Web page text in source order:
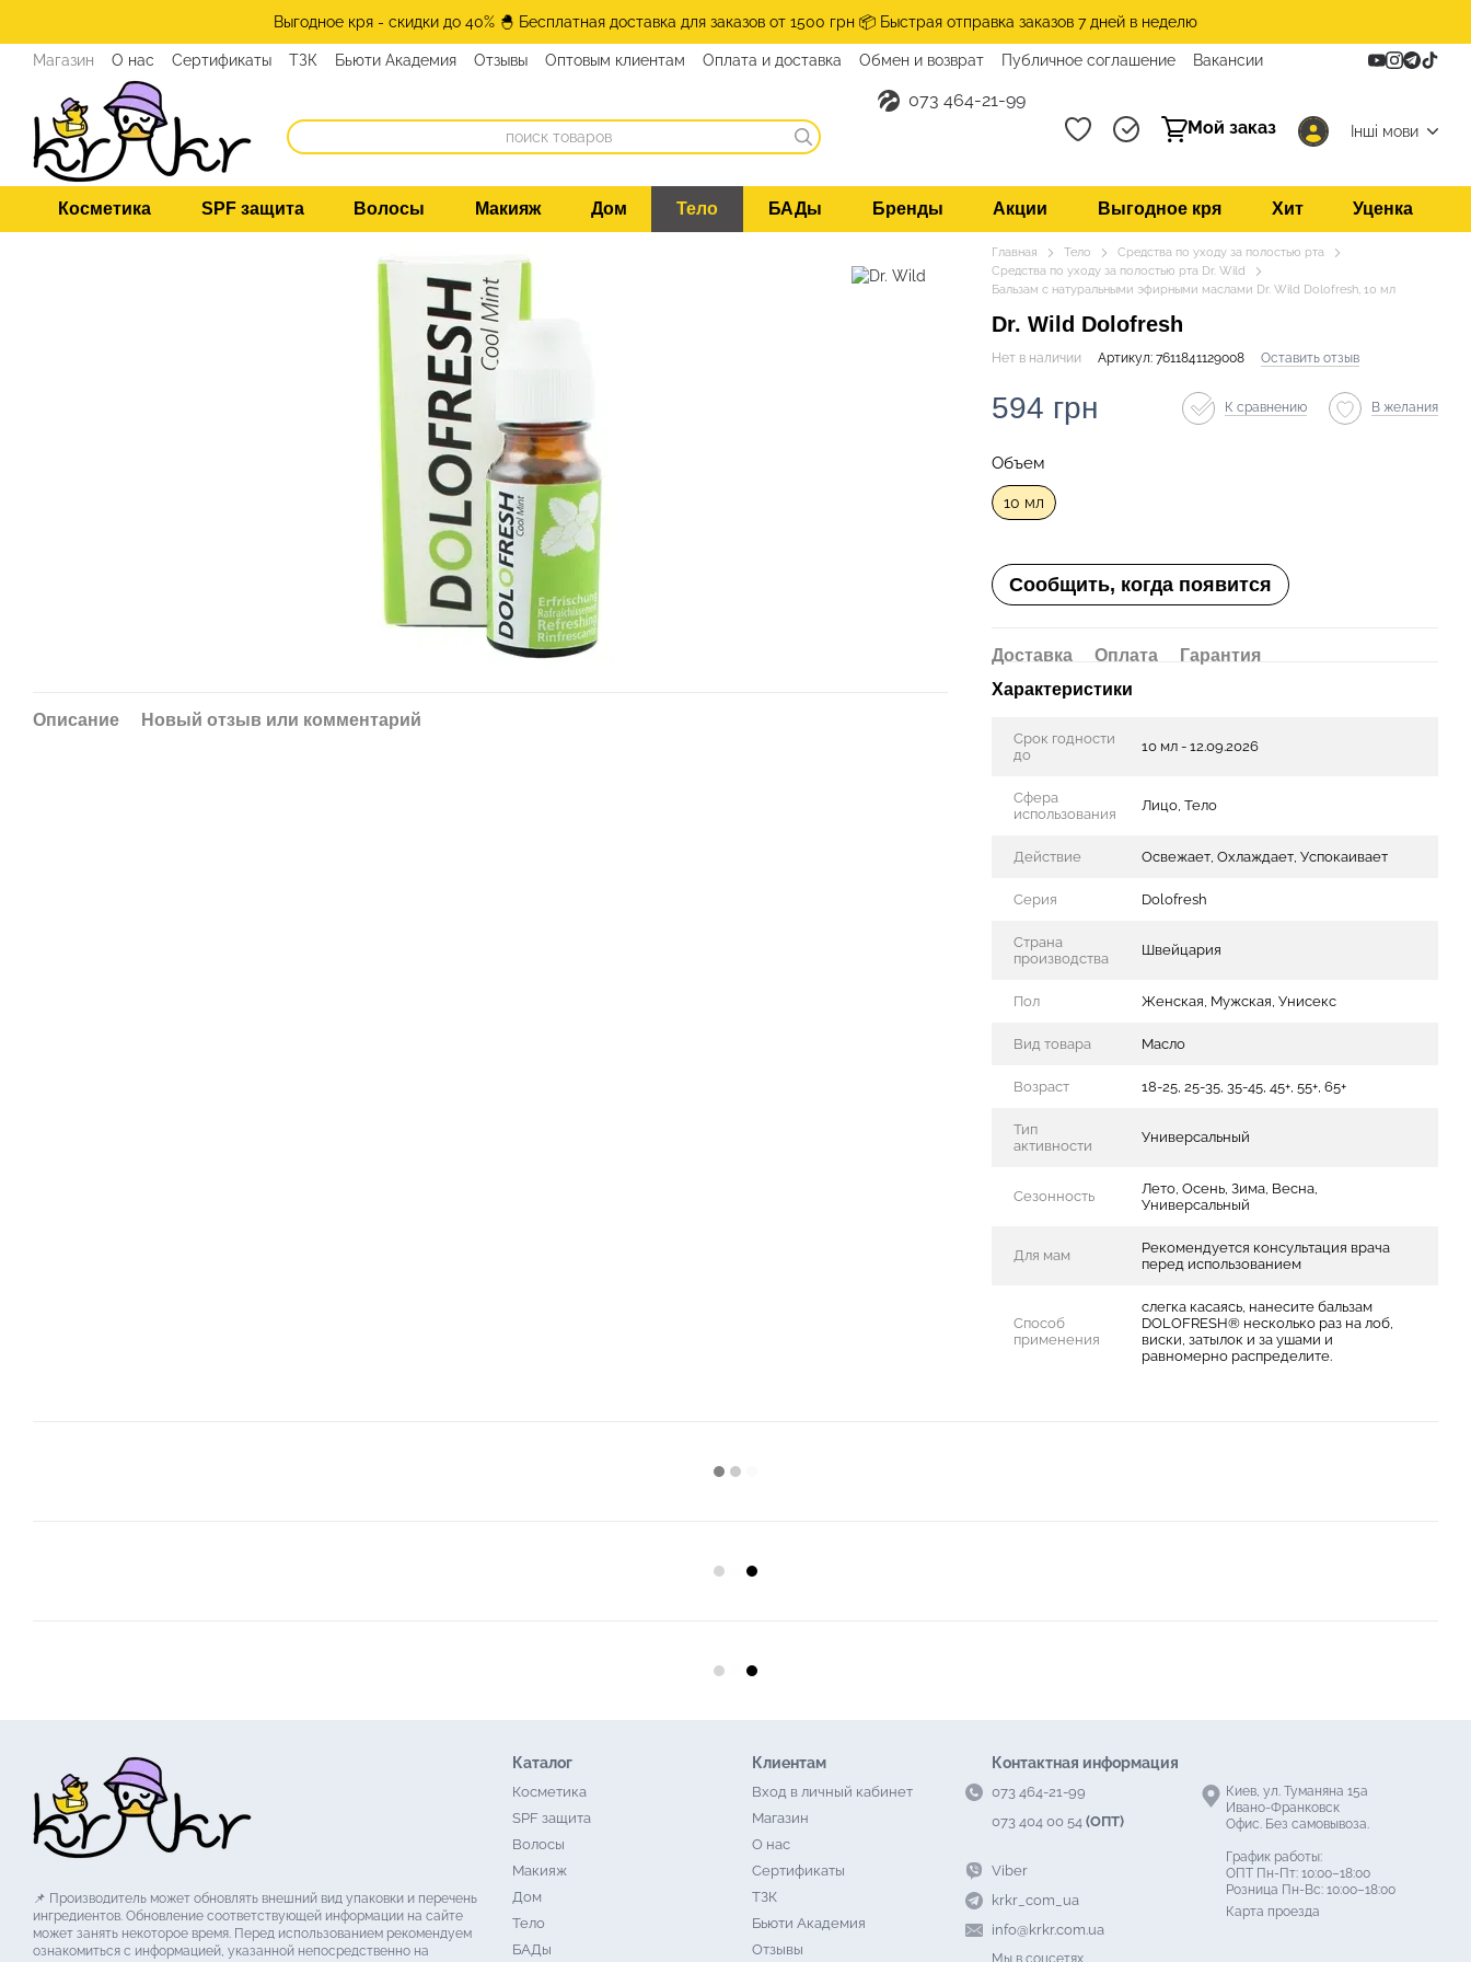
Выгодное кря - скидки до 40% 🐣 Бесплатная доставка для заказов от 1500 грн 📦 Быстрая отправка заказов 7 дней в неделю
Магазин О нас Сертификаты ТЗК Бьюти Академия Отзывы Оптовым клиентам Оплата и доставка Обмен и возврат Публичное соглашение
Вакансии
Программа лояльности
073 464-21-99
Мой заказ
Інші мови
Косметика SPF защита Волосы Макияж Дом Тело БАДы Бренды Акции Выгодное кря Хит Уценка
Описание Новый отзыв или комментарий
Главная Тело
Средства по уходу за полостью рта
Средства по уходу за полостью рта Dr. Wild
Бальзам с натуральными эфирными маслами Dr. Wild Dolofresh, 10 мл
Dr. Wild Dolofresh
Нет в наличии Артикул: 7611841129008 Оставить отзыв
594 грн К сравнению В желания
Объем
10 мл
Сообщить, когда появится
Доставка Оплата
Гарантия
Характеристики
Срок годности
до
10 мл - 12.09.2026
Сфера
использования
Лицо, Тело
Действие Освежает, Охлаждает, Успокаивает
Серия Dolofresh
Страна
производства
Швейцария
Пол Женская, Мужская, Унисекс
Вид товара Масло
Возраст 18-25, 25-35, 35-45, 45+, 55+, 65+
Тип
активности
Универсальный
Сезонность
Лето, Осень, Зима, Весна,
Универсальный
Для мам
Рекомендуется консультация врача
перед использованием
Способ
применения
слегка касаясь, нанесите бальзам
DOLOFRESH® несколько раз на лоб,
виски, затылок и за ушами и
равномерно распределите.
📌 Производитель может обновлять внешний вид упаковки и перечень
ингредиентов. Обновление соответствующей информации на сайте
может занять некоторое время. Перед использованием рекомендуем
ознакомиться с информацией, указанной непосредственно на
Каталог
Косметика
SPF защита
Волосы
Макияж
Дом
Тело
БАДы
Клиентам
Вход в личный кабинет
Магазин
О нас
Сертификаты
ТЗК
Бьюти Академия
Отзывы
Контактная информация
073 464-21-99
073 404 00 54 (ОПТ)
Viber
krkr_com_ua
info@krkr.com.ua
Киев, ул. Туманяна 15а
Ивано-Франковск
Офис. Без самовывоза.
График работы:
ОПТ Пн-Пт: 10:00–18:00
Розница Пн-Вс: 10:00–18:00
Карта проезда
Мы в соцсетях